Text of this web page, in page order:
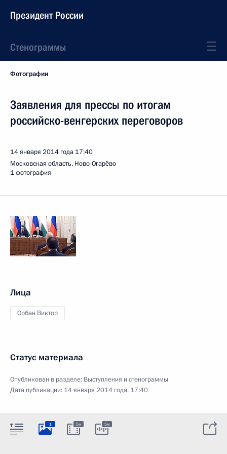
Президент России
Стенограммы
Фотографии
Заявления для прессы по итогам
российско-венгерских переговоров
14 января 2014 года 17:40
Московская область, Ново-Огарёво
1 фотография
Лица
Орбан Виктор
Статус материала
Опубликован в разделе: Выступления и стенограммы
Дата публикации: 14 января 2014 года, 17:40
1 5м 5м